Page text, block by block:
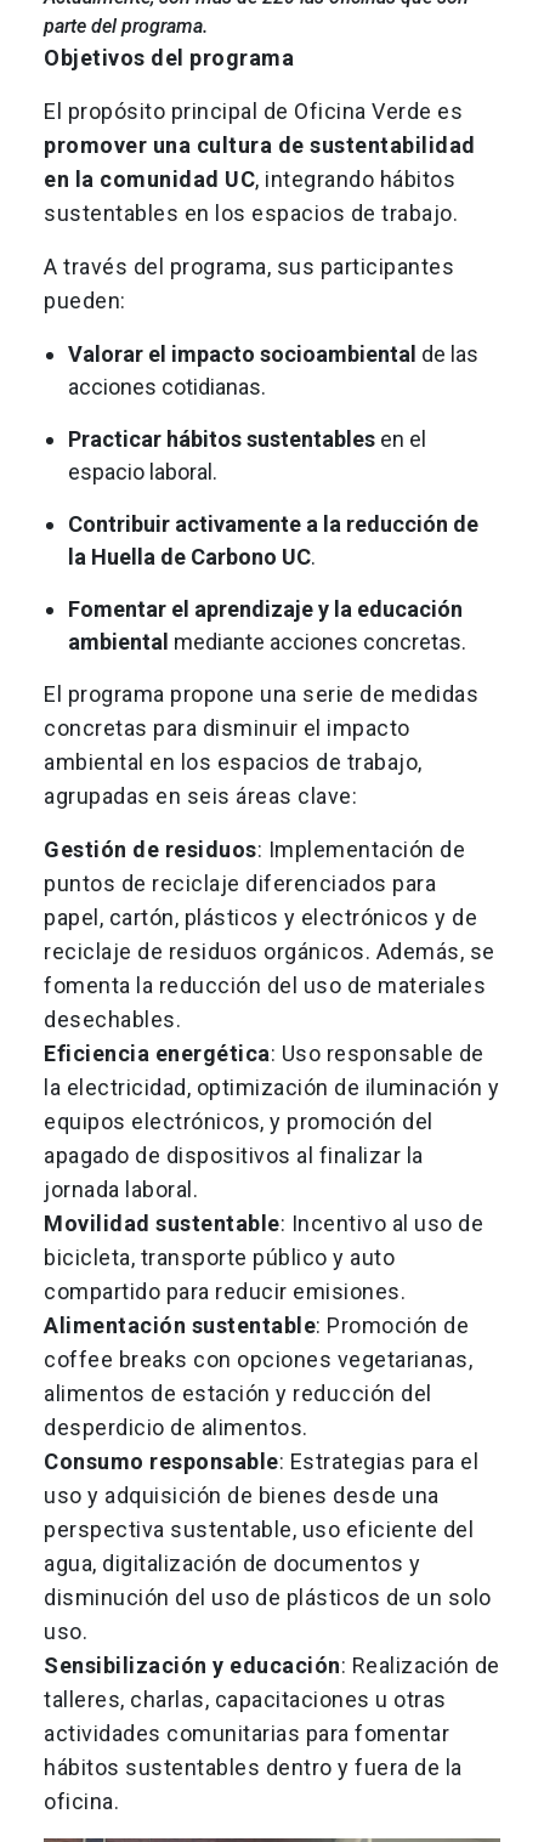
parte del programa.
Objetivos del programa
El propósito principal de Oficina Verde es
promover una cultura de sustentabilidad
en la comunidad UC, integrando hábitos
sustentables en los espacios de trabajo.
A través del programa, sus participantes
pueden:
Valorar el impacto socioambiental de las
acciones cotidianas.
Practicar hábitos sustentables en el
espacio laboral.
Contribuir activamente a la reducción de
la Huella de Carbono UC.
Fomentar el aprendizaje y la educación
ambiental mediante acciones concretas.
El programa propone una serie de medidas
concretas para disminuir el impacto
ambiental en los espacios de trabajo,
agrupadas en seis áreas clave:
Gestión de residuos: Implementación de
puntos de reciclaje diferenciados para
papel, cartón, plásticos y electrónicos y de
reciclaje de residuos orgánicos. Además, se
fomenta la reducción del uso de materiales
desechables.
Eficiencia energética: Uso responsable de
la electricidad, optimización de iluminación y
equipos electrónicos, y promoción del
apagado de dispositivos al finalizar la
jornada laboral.
Movilidad sustentable: Incentivo al uso de
bicicleta, transporte público y auto
compartido para reducir emisiones.
Alimentación sustentable: Promoción de
coffee breaks con opciones vegetarianas,
alimentos de estación y reducción del
desperdicio de alimentos.
Consumo responsable: Estrategias para el
uso y adquisición de bienes desde una
perspectiva sustentable, uso eficiente del
agua, digitalización de documentos y
disminución del uso de plásticos de un solo
uso.
Sensibilización y educación: Realización de
talleres, charlas, capacitaciones u otras
actividades comunitarias para fomentar
hábitos sustentables dentro y fuera de la
oficina.